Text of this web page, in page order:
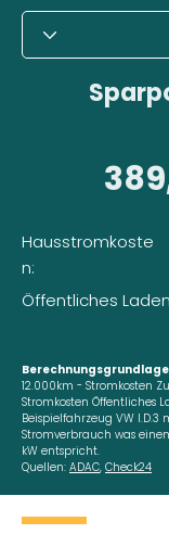
Hausstromkoste
n:
Öffentliches
12.000km - Stromkosten
Stromkosten Öffentliches
Beispielfahrzeug VW I.D.3
Stromverbrauch was
kW entspricht.
Quellen: ADAC, Check24